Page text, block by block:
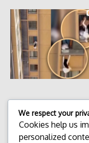
We respect your
Cookies help us
personalized